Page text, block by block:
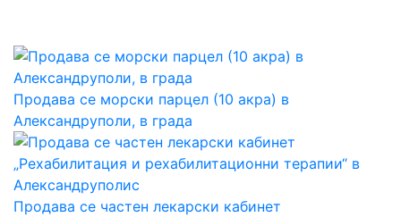
Продава се морски парцел (10 акра) в
Александруполи, в града
Продава се частен лекарски кабинет